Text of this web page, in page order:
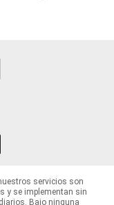
servicios son
y se implementan sin
Bajo ninguna